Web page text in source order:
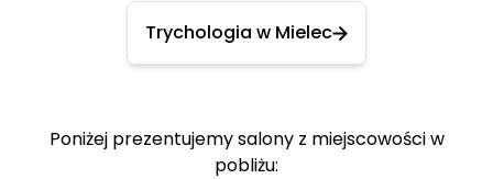
Trychologia w Mielec
Poniżej prezentujemy salony z miejscowości w
pobliżu: